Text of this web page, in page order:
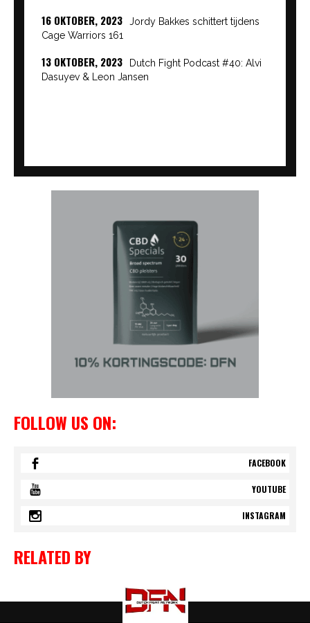
16 OKTOBER, 2023
Jordy Bakkes schittert tijdens
Cage Warriors 161
13 OKTOBER, 2023
Dutch Fight Podcast #40: Alvi
Dasuyev & Leon Jansen
FOLLOW US ON:
FACEBOOK
YOUTUBE
INSTAGRAM
RELATED BY